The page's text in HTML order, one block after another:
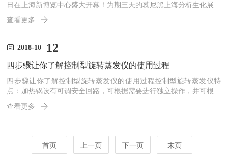
日在上海新博览中心盛大开幕！为期三天的慕尼黑上海分析生化展，
东南科仪（SINOINSTRUMENT)现场将展示--Brookfield（博勒
飞）、Binder（宾德）、Mettler-Toledo（梅特勒-托利多）、X-rite
（爱色丽）、ALP、Corning(康宁）、LUM（罗姆）、Lovibond（罗
维邦）等代理的领jun品牌仪器。全面展示新技术、新产品和解决方
查看更多
2018-10 12
四步骤让你了解控制型旋转蒸发仪的使用过程
四步骤让你了解控制型旋转蒸发仪的使用过程控制型旋转蒸发仪特
点：加热锅设有可调安全回路，可根据需要进行独立操作，并可根据
需要提供安全防护罩设计符合人体工程学，操作方便、安全马达升降
(行程140mm)，具有安全停止功能，电源中断时，马达将蒸发瓶自
动提升至加热锅以上位置可调升降终点识别功能，有效防止玻璃组件
电子定时功能用于定时自动操作加热锅容积适中，加热速度快旋转退
瓶装置便于松开紧密接合的蒸发瓶控制型旋转蒸发仪在使用过程中...
查看更多
首页 上一页 下一页 末页